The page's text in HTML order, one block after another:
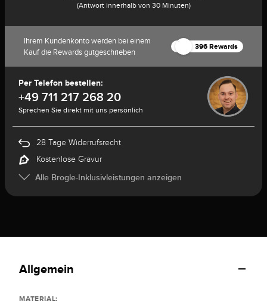
(Antwort innerhalb von 30 Minuten)
Ihrem Kundenkonto werden bei einem
Kauf die Rewards gutgeschrieben
396 Rewards
Per Telefon bestellen:
+49 711 217 268 20
Sprechen Sie direkt mit uns persönlich
28 Tage Widerrufsrecht
Kostenlose Gravur
Alle Brogle-Inklusivleistungen anzeigen
Allgemein
MATERIAL: